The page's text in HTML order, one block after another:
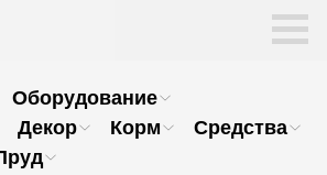
Оборудование
Декор Корм
Средства